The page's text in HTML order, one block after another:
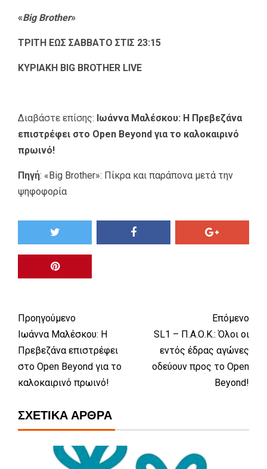
«Big Brother»
ΤΡΙΤΗ ΕΩΣ ΣΑΒΒΑΤΟ ΣΤΙΣ 23:15
ΚΥΡΙΑΚΗ BIG BROTHER LIVE
Διαβάστε επίσης: Ιωάννα Μαλέσκου: Η Πρεβεζάνα
επιστρέφει στο Open Beyond για το καλοκαιρινό
πρωινό!
Πηγή: «Big Brother»: Πίκρα και παράπονα μετά την
ψηφοφορία
Προηγούμενο
Ιωάννα Μαλέσκου: Η
Πρεβεζάνα επιστρέφει
στο Open Beyond για το
καλοκαιρινό πρωινό!
Επόμενο
SL1 – Π.Α.Ο.Κ.: Όλοι οι
εντός έδρας αγώνες
οδεύουν προς το Open
Beyond!
ΣΧΕΤΙΚΆ ΆΡΘΡΑ